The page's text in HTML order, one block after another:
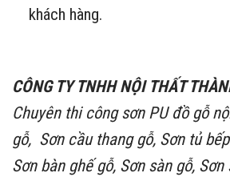
khách hàng.
CÔNG TY TNHH NỘI THẤT
Chuyên thi công sơn PU đồ gỗ
gỗ, Sơn cầu thang gỗ, Sơn tủ
Sơn bàn ghế gỗ, Sơn sàn gỗ,